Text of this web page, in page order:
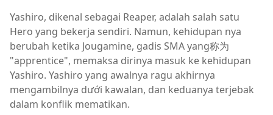
Yashiro, dikenal sebagai Reaper, adalah salah satu
Hero yang bekerja sendiri. Namun, kehidupan nya
berubah ketika Jougamine, gadis SMA yang称为
"apprentice", memaksa dirinya masuk ke kehidupan
Yashiro. Yashiro yang awalnya ragu akhirnya
mengambilnya dưới kawalan, dan keduanya terjebak
dalam konflik mematikan.